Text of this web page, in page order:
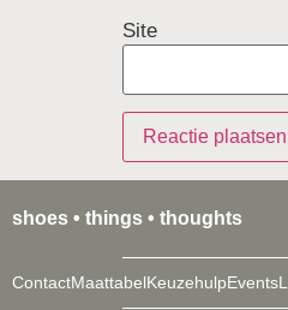
Site
shoes • things • thoughts
ContactMaattabelKeuzehulpEvents